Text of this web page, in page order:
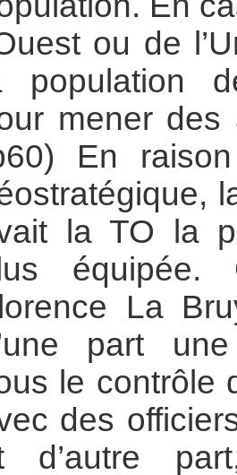
ou de
population
mener
En
la TO la
équipée.
La
part
le contrôle
des
d’autre